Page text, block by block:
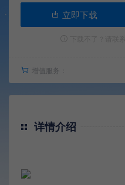
立即下载
增值服务：
详情介绍